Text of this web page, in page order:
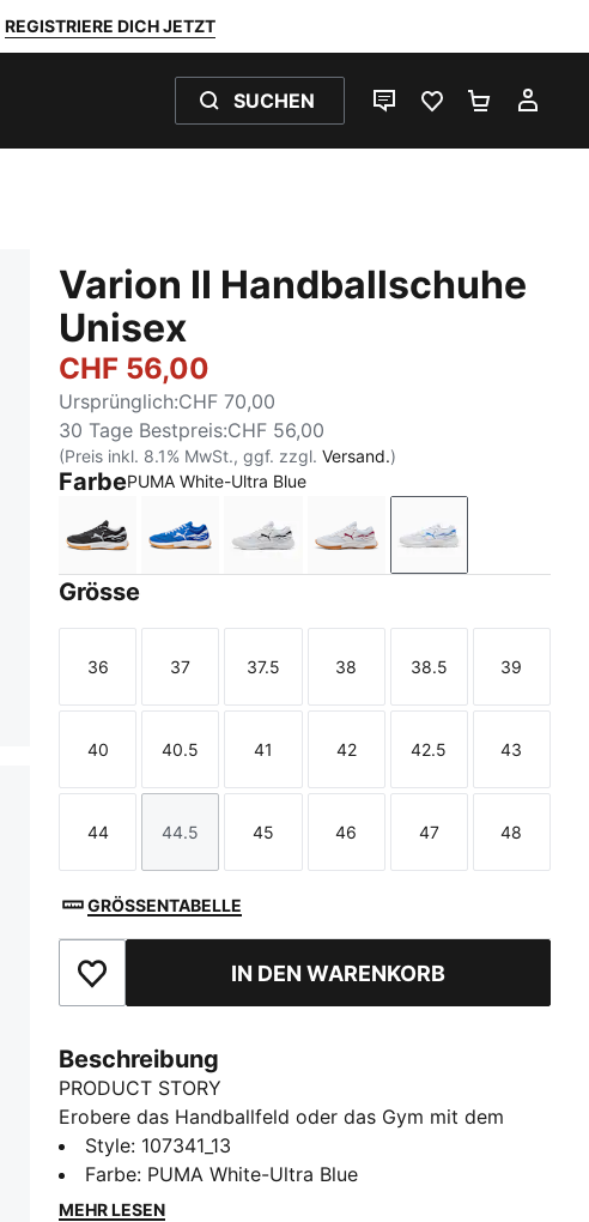
REGISTRIERE DICH JETZT
SUCHEN
LIVE-CHATFAVORITEN 0
Varion II Handballschuhe
Unisex
CHF 56,00
Ursprünglich:CHF 70,00
30 Tage Bestpreis:CHF 56,00
(Preis inkl. 8.1% MwSt., ggf. zzgl.Versand.)
FarbePUMA White-Ultra Blue
PUMA Black-Cool Light Gray-Yellow Blaze-Gum
PUMA Team Royal-PUMA White-Gum
PUMA White-PUMA Black
PUMA White-Berry
PUMA White-
Grösse
Größe
36
Größe
37
Größe
37.5
Größe
38
Größe
38.5
Größe
39
Größe
40
Größe
40.5
Größe
41
Größe
42
Größe
42.5
Größe
43
Größe
44
Größe
44.5
Größe
45
Größe
46
Größe
47
Größe
48
GRÖSSENTABELLE
Zu Favoriten hinzufügenIN DEN WARENKORB
Beschreibung
PRODUCT STORY
Erobere das Handballfeld oder das Gym mit dem
Varion II Sportschuh. Der vielseitige, atmungsaktive
Hallenschuh ist gedämpft und für viele Sportarten
geeignet.
Style: 107341_13
Farbe: PUMA White-Ultra Blue
MEHR LESEN